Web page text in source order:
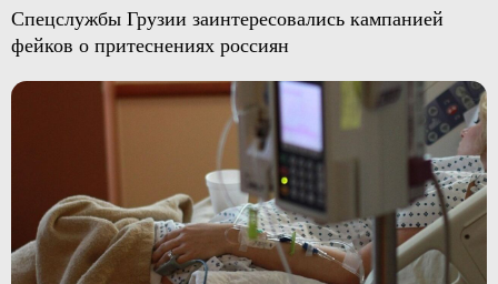
Спецслужбы Грузии заинтересовались кампанией
фейков о притеснениях россиян